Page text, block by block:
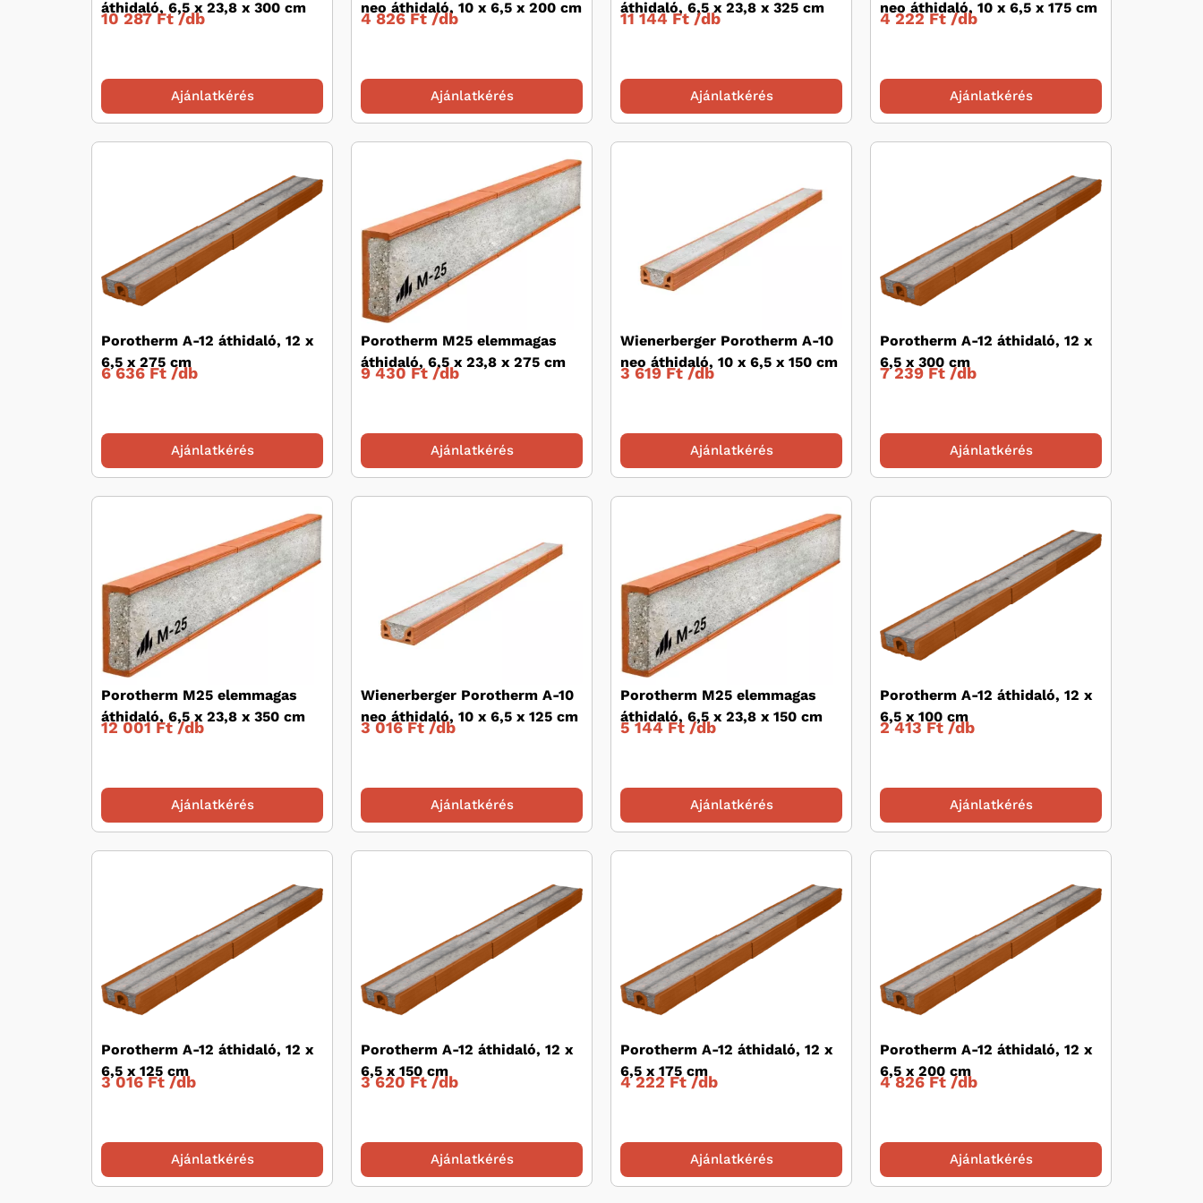
áthidaló, 6,5 x 23,8 x 300 cm
10 287 Ft /db
Ajánlatkérés
neo áthidaló, 10 x 6,5 x 200 cm
4 826 Ft /db
Ajánlatkérés
áthidaló, 6,5 x 23,8 x 325 cm
11 144 Ft /db
Ajánlatkérés
neo áthidaló, 10 x 6,5 x 175 cm
4 222 Ft /db
Ajánlatkérés
Porotherm A-12 áthidaló, 12 x
6,5 x 275 cm
6 636 Ft /db
Ajánlatkérés
Porotherm M25 elemmagas
áthidaló, 6,5 x 23,8 x 275 cm
9 430 Ft /db
Ajánlatkérés
Wienerberger Porotherm A-10
neo áthidaló, 10 x 6,5 x 150 cm
3 619 Ft /db
Ajánlatkérés
Porotherm A-12 áthidaló, 12 x
6,5 x 300 cm
7 239 Ft /db
Ajánlatkérés
Porotherm M25 elemmagas
áthidaló, 6,5 x 23,8 x 350 cm
12 001 Ft /db
Ajánlatkérés
Wienerberger Porotherm A-10
neo áthidaló, 10 x 6,5 x 125 cm
3 016 Ft /db
Ajánlatkérés
Porotherm M25 elemmagas
áthidaló, 6,5 x 23,8 x 150 cm
5 144 Ft /db
Ajánlatkérés
Porotherm A-12 áthidaló, 12 x
6,5 x 100 cm
2 413 Ft /db
Ajánlatkérés
Porotherm A-12 áthidaló, 12 x
6,5 x 125 cm
3 016 Ft /db
Ajánlatkérés
Porotherm A-12 áthidaló, 12 x
6,5 x 150 cm
3 620 Ft /db
Ajánlatkérés
Porotherm A-12 áthidaló, 12 x
6,5 x 175 cm
4 222 Ft /db
Ajánlatkérés
Porotherm A-12 áthidaló, 12 x
6,5 x 200 cm
4 826 Ft /db
Ajánlatkérés